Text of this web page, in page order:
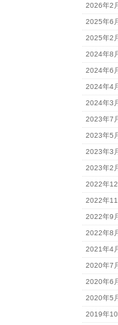
2026年2
2025年6
2025年2
2024年8
2024年6
2024年4
2024年3
2023年7
2023年5
2023年3
2023年2
2022年12
2022年11
2022年9
2022年8
2021年4
2020年7
2020年6
2020年5
2019年10